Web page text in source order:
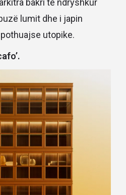
bakri të ndryshkur
lumit dhe i japin
utopike.